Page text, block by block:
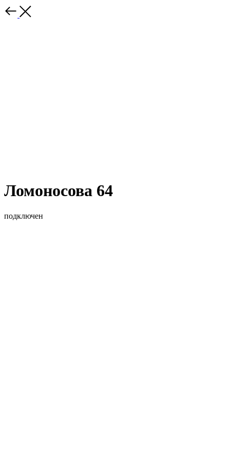
Ломоносова 64
подключен